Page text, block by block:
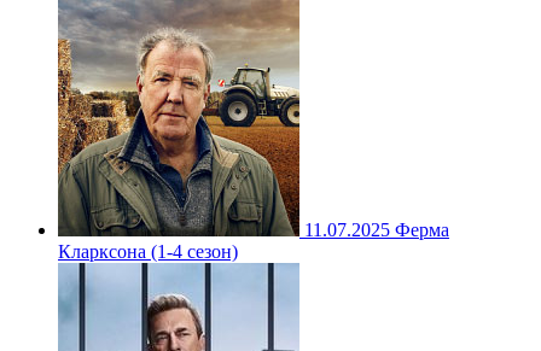
11.07.2025 Ферма
Кларксона (1-4 сезон)